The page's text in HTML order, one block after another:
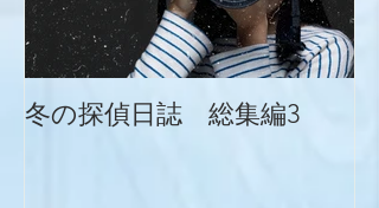
冬の探偵日誌 総集編3